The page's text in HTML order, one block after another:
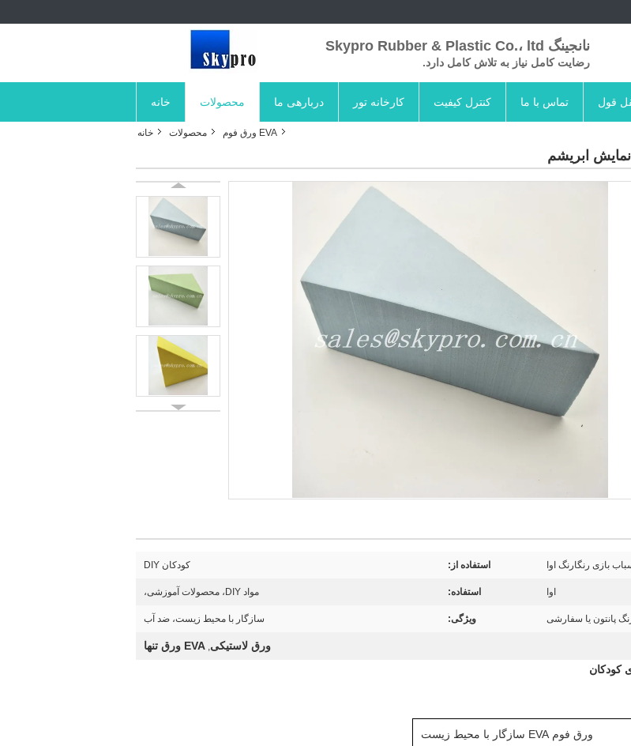
نانجینگ Skypro Rubber & Plastic Co.، ltd
رضایت کامل نیاز به تلاش کامل دارد.
خانه محصولات دربارهی ما کارخانه تور کنترل کیفیت تماس با ما قول
خانه محصولات EVA ورق فوم
بازی رنگارنگ اوا استفاده از: کودکان DIY
اوا استفاده: مواد DIY، محصولات آموزشی،
پانتون یا سفارشی ویژگی: سازگار با محیط زیست، ضد آب
ورق لاستیکی, EVA ورق تنها
ورق فوم EVA سازگار با محیط زیست